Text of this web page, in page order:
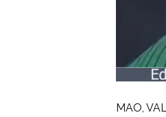
MAO,